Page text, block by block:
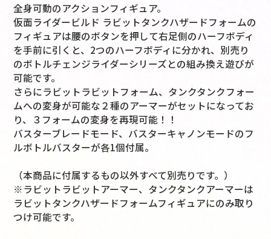
全身可動のアクションフィギュア。
仮面ライダービルド ラビットタンクハザードフォームの
フィギュアは腰のボタンを押して右足側のハーフボディ
を手前に引くと、2つのハーフボディに分かれ、別売り
のボトルチェンジライダーシリーズとの組み換え遊びが
可能です。
さらにラビットラビットフォーム、タンクタンクフォー
ムへの変身が可能な２種のアーマーがセットになってお
り、３フォームの変身を再現可能！！
バスターブレードモード、バスターキャノンモードのフ
ルボトルバスターが各1個付属。
（本商品に付属するもの以外すべて別売りです。）
※ラビットラビットアーマー、タンクタンクアーマーは
ラビットタンクハザードフォームフィギュアにのみ取り
つけ可能です。